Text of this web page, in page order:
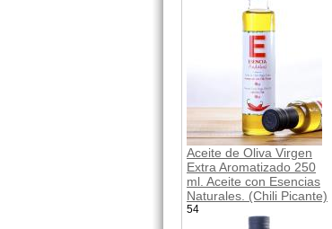
Aceite de Oliva Virgen
Extra Aromatizado 250
ml. Aceite con Esencias
Naturales. (Chili Picante)
54